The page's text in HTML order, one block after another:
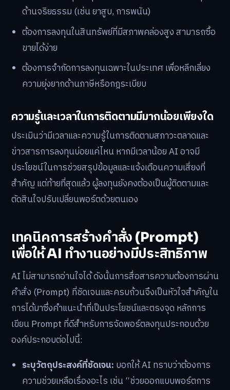
ด้านจริยธรรม (เช่น ยาสูบ, การพนัน)
ต้องการลงทุนในสินทรัพย์ที่มีสภาพคล่องสูง สามารถซื้อ
ขายได้ง่าย
ต้องการจำกัดการลงทุนเฉพาะในประเทศ เพื่อหลีกเลี่ยง
ความยุ่งยากด้านภาษีหรือกฎระเบียบ
ความรู้และเวลาในการติดตามมีมากน้อยเพียงใด
ประเมินว่ามีเวลาและความรู้ในการติดตามสภาวะตลาดและ
ข่าวสารการลงทุนบ่อยแค่ไหน หากมีเวลาน้อย AI อาจมี
ประโยชน์ในการช่วยสรุปข้อมูลและแจ้งเตือนความเสี่ยงที่
สำคัญ แต่ท้ายที่สุดแล้ว ผู้ลงทุนยังคงต้องเป็นผู้ติดตามและ
ตัดสินใจปรับเปลี่ยนพอร์ตด้วยตนเอง
เทคนิคการสร้างคำสั่ง (Prompt)
เพื่อให้ AI ทำงานอย่างมีประสิทธิภาพ
AI ไม่สามารถอ่านใจได้ ดังนั้นการสื่อสารความต้องการผ่าน
คำสั่ง (Prompt) ที่ชัดเจนและครบถ้วนจึงเป็นหัวใจสำคัญใน
การได้มาซึ่งคำแนะนำที่เป็นประโยชน์และตรงจุด หลักการ
เขียน Prompt ที่ดีสำหรับการจัดพอร์ตลงทุนประกอบด้วย
องค์ประกอบต่อไปนี้:
ระบุวัตถุประสงค์ที่ชัดเจน: บอกให้ AI ทราบว่าต้องการ
ความช่วยเหลือเรื่องอะไร เช่น “ช่วยออกแบบพอร์ตการ